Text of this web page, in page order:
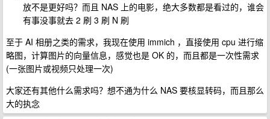
放不是更好吗？而且 NAS 上的电影，绝大多数都是看过的，谁会
有事没事就去 2 刷 3 刷 N 刷
至于 AI 相册之类的需求，我现在使用 immich ，直接使用 cpu 进行缩
略图，计算图片的向量信息，感觉也是 OK 的，而且都是一次性需求
(一张图片或视频只处理一次)
大家还有其他什么需求吗？想不通为什么 NAS 要核显转码，而且那么
大的执念